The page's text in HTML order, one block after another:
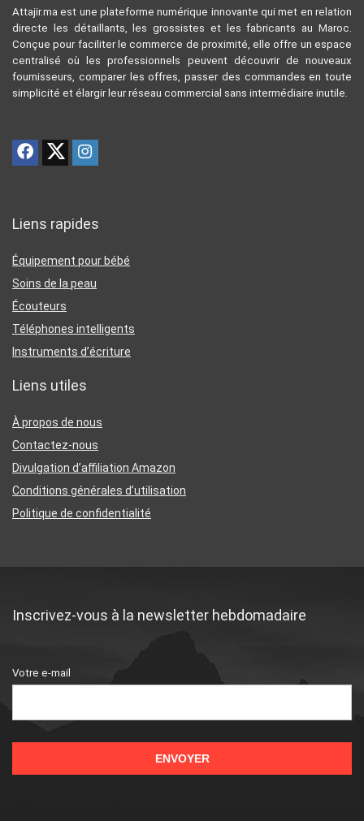
Attajir.ma est une plateforme numérique innovante qui met en relation
directe les détaillants, les grossistes et les fabricants au Maroc.
Conçue pour faciliter le commerce de proximité, elle offre un espace
centralisé où les professionnels peuvent découvrir de nouveaux
fournisseurs, comparer les offres, passer des commandes en toute
simplicité et élargir leur réseau commercial sans intermédiaire inutile.
Liens rapides
Équipement pour bébé
Soins de la peau
Écouteurs
Téléphones intelligents
Instruments d’écriture
Liens utiles
À propos de nous
Contactez-nous
Divulgation d’affiliation Amazon
Conditions générales d’utilisation
Politique de confidentialité
Inscrivez-vous à la newsletter hebdomadaire
Votre e-mail